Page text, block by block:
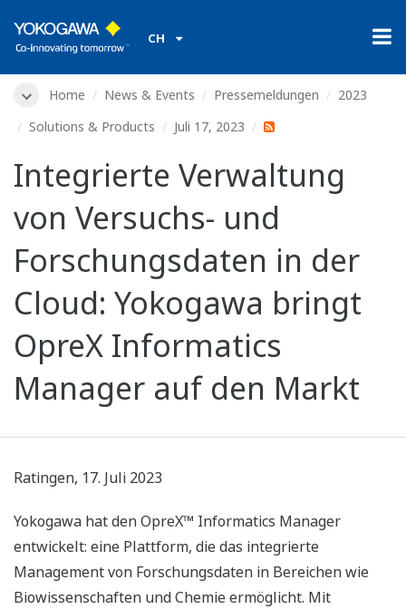
CH
Home News & Events Pressemeldungen
2023
Solutions & Products
Juli 17, 2023
Integrierte Verwaltung
von Versuchs- und
Forschungsdaten in der
Cloud: Yokogawa bringt
OpreX Informatics
Manager auf den Markt
Ratingen, 17. Juli 2023
Yokogawa hat den OpreX™ Informatics Manager
entwickelt: eine Plattform, die das integrierte
Management von Forschungsdaten in Bereichen wie
Biowissenschaften und Chemie ermöglicht. Mit